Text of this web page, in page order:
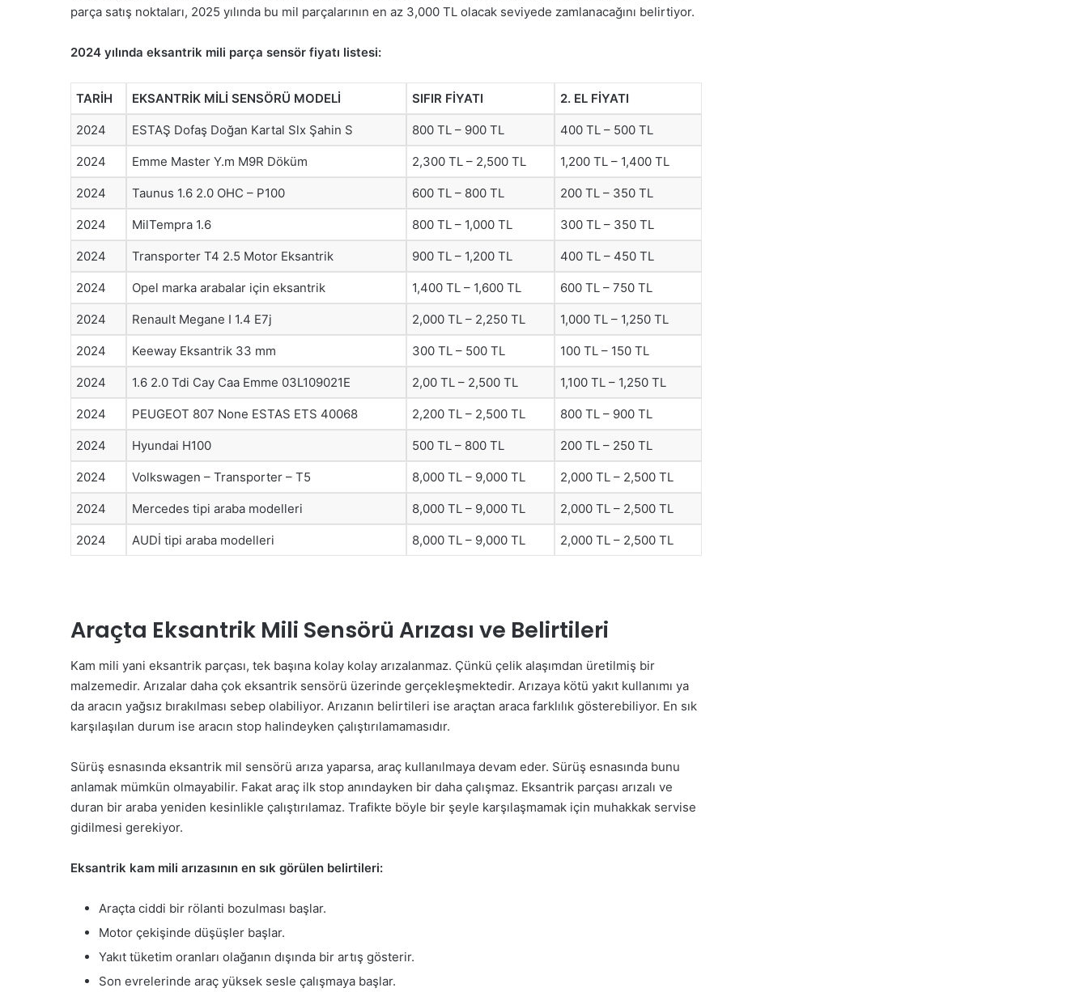
parça satış noktaları, 2025 yılında bu mil parçalarının en az 3,000 TL olacak seviyede zamlanacağını belirtiyor.
2024 yılında eksantrik mili parça sensör fiyatı listesi:
TARİH EKSANTRİK MİLİ SENSÖRÜ MODELİ SIFIR FİYATI 2. EL FİYATI
2024 ESTAŞ Dofaş Doğan Kartal Slx Şahin S 800 TL – 900 TL 400 TL – 500 TL
2024 Emme Master Y.m M9R Döküm 2,300 TL – 2,500 TL 1,200 TL – 1,400 TL
2024 Taunus 1.6 2.0 OHC – P100 600 TL – 800 TL 200 TL – 350 TL
2024 MilTempra 1.6 800 TL – 1,000 TL 300 TL – 350 TL
2024 Transporter T4 2.5 Motor Eksantrik 900 TL – 1,200 TL 400 TL – 450 TL
2024 Opel marka arabalar için eksantrik 1,400 TL – 1,600 TL 600 TL – 750 TL
2024 Renault Megane I 1.4 E7j 2,000 TL – 2,250 TL 1,000 TL – 1,250 TL
2024 Keeway Eksantrik 33 mm 300 TL – 500 TL 100 TL – 150 TL
2024 1.6 2.0 Tdi Cay Caa Emme 03L109021E 2,00 TL – 2,500 TL 1,100 TL – 1,250 TL
2024 PEUGEOT 807 None ESTAS ETS 40068 2,200 TL – 2,500 TL 800 TL – 900 TL
2024 Hyundai H100 500 TL – 800 TL 200 TL – 250 TL
2024 Volkswagen – Transporter – T5 8,000 TL – 9,000 TL 2,000 TL – 2,500 TL
2024 Mercedes tipi araba modelleri 8,000 TL – 9,000 TL 2,000 TL – 2,500 TL
2024 AUDİ tipi araba modelleri 8,000 TL – 9,000 TL 2,000 TL – 2,500 TL
Araçta Eksantrik Mili Sensörü Arızası ve Belirtileri
Kam mili yani eksantrik parçası, tek başına kolay kolay arızalanmaz. Çünkü çelik alaşımdan üretilmiş bir
malzemedir. Arızalar daha çok eksantrik sensörü üzerinde gerçekleşmektedir. Arızaya kötü yakıt kullanımı ya
da aracın yağsız bırakılması sebep olabiliyor. Arızanın belirtileri ise araçtan araca farklılık gösterebiliyor. En sık
karşılaşılan durum ise aracın stop halindeyken çalıştırılamamasıdır.
Sürüş esnasında eksantrik mil sensörü arıza yaparsa, araç kullanılmaya devam eder. Sürüş esnasında bunu
anlamak mümkün olmayabilir. Fakat araç ilk stop anındayken bir daha çalışmaz. Eksantrik parçası arızalı ve
duran bir araba yeniden kesinlikle çalıştırılamaz. Trafikte böyle bir şeyle karşılaşmamak için muhakkak servise
gidilmesi gerekiyor.
Eksantrik kam mili arızasının en sık görülen belirtileri:
Araçta ciddi bir rölanti bozulması başlar.
Motor çekişinde düşüşler başlar.
Yakıt tüketim oranları olağanın dışında bir artış gösterir.
Son evrelerinde araç yüksek sesle çalışmaya başlar.